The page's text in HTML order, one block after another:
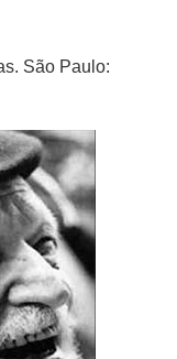
São Paulo: